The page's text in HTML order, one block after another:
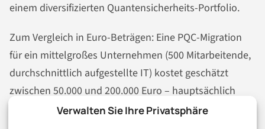
Verwalten Sie Ihre Privatsphäre
einem diversifizierten Quantensicherheits-Portfolio.
Zum Vergleich in Euro-Beträgen: Eine PQC-Migration
für ein mittelgroßes Unternehmen (500 Mitarbeitende,
durchschnittlich aufgestellte IT) kostet geschätzt
zwischen 50.000 und 200.000 Euro – hauptsächlich
Beratungs- und Implementierungsaufwand, kaum